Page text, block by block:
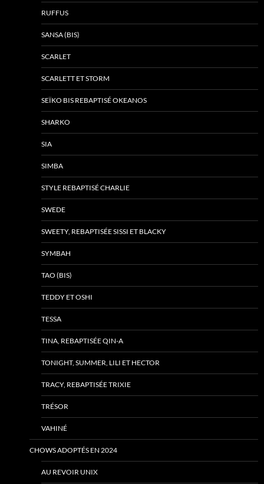
RUFFUS
SANSA (BIS)
SCARLET
SCARLETT ET STORM
SEÏKO BIS REBAPTISÉ OKEANOS
SHARKO
SIA
SIMBA
STYLE REBAPTISÉ CHARLIE
SWEDE
SWEETY, REBAPTISÉE SISSI ET BLACKY
SYMBAH
TAO (BIS)
TEDDY ET OSHI
TESSA
TINA, REBAPTISÉE QIN-A
TONIGHT, SUMMER, LILI ET HECTOR
TRACY, REBAPTISÉE TRIXIE
TRÉSOR
VAHINÉ
CHOWS ADOPTÉS EN 2024
AU REVOIR UNIX